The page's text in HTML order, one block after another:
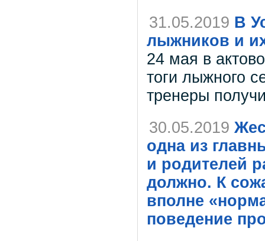
31.05.2019 В
лыжников и
24 мая в
тоги лыжного
тренеры
30.05.2019
одна из
и родителей
должно. К
вполне
поведение